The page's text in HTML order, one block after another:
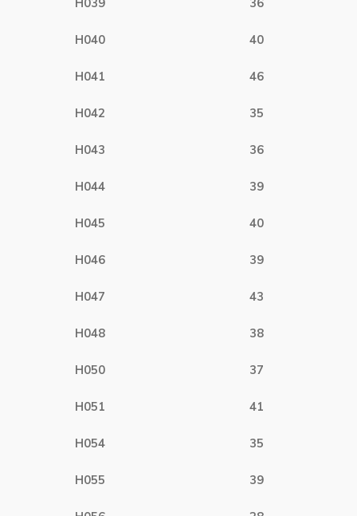
H039 36
H040 40
H041 46
H042 35
H043 36
H044 39
H045 40
H046 39
H047 43
H048 38
H050 37
H051 41
H054 35
H055 39